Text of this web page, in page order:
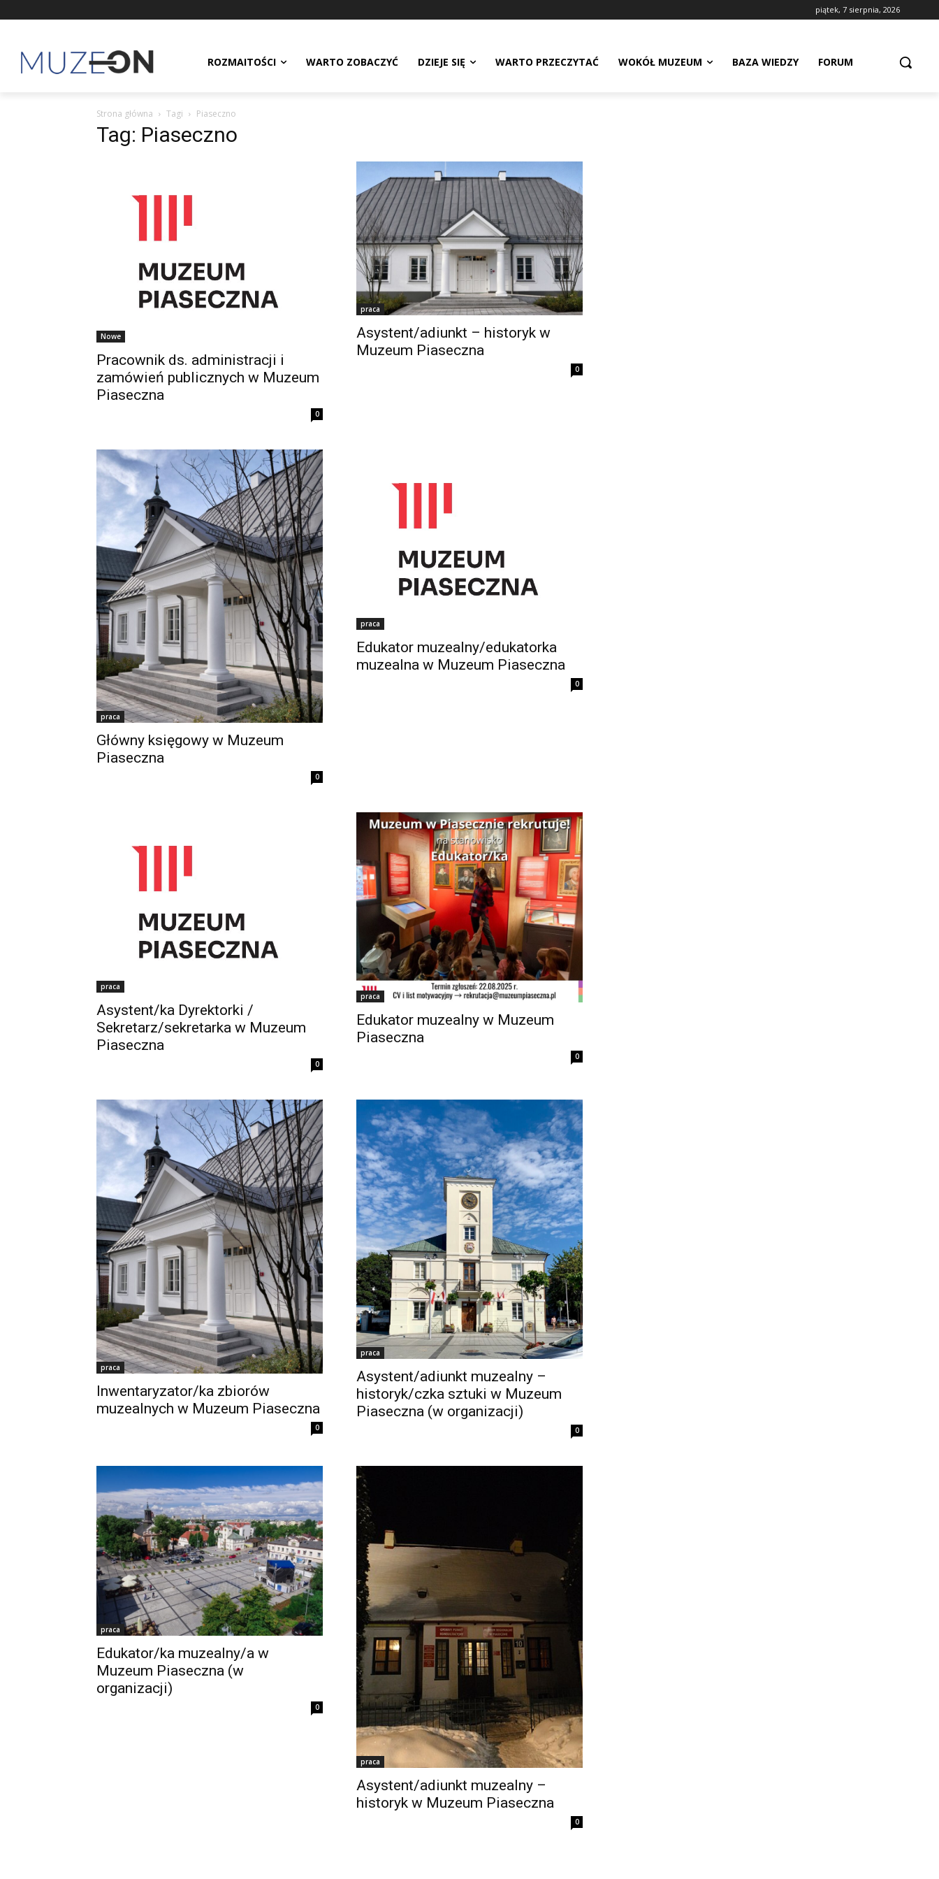
piątek, 7 sierpnia, 2026
ROZMAITOŚCI WARTO ZOBACZYĆ DZIEJE SIĘ WARTO PRZECZYTAĆ WOKÓŁ MUZEUM BAZA WIEDZY FORUM
Strona główna Tagi Piaseczno
Tag: Piaseczno
Nowe
Pracownik ds. administracji i
zamówień publicznych w Muzeum
Piaseczna
0
praca
Asystent/adiunkt – historyk w
Muzeum Piaseczna
0
praca
Główny księgowy w Muzeum
Piaseczna
0
praca
Edukator muzealny/edukatorka
muzealna w Muzeum Piaseczna
0
praca
Asystent/ka Dyrektorki /
Sekretarz/sekretarka w Muzeum
Piaseczna
0
praca
Edukator muzealny w Muzeum
Piaseczna
0
praca
Inwentaryzator/ka zbiorów
muzealnych w Muzeum Piaseczna
0
praca
Asystent/adiunkt muzealny –
historyk/czka sztuki w Muzeum
Piaseczna (w organizacji)
0
praca
Edukator/ka muzealny/a w
Muzeum Piaseczna (w
organizacji)
0
praca
Asystent/adiunkt muzealny –
historyk w Muzeum Piaseczna
0